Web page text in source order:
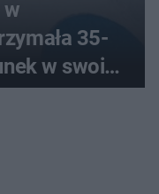
w
35-
w swoim